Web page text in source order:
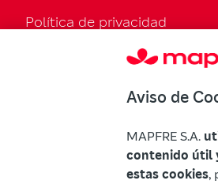
Política de privacidad
Política de cookies
Declaración de accesibilidad
Advertencias Mapfre
Aviso de
MAPFRE S.A.
contenido útil
estas cookies,